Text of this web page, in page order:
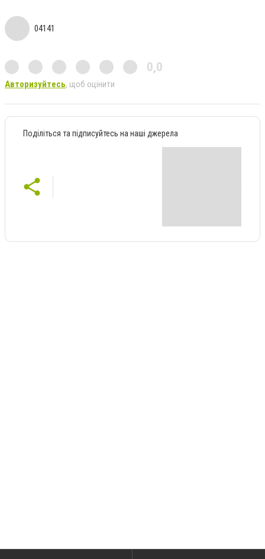
04141
0,0
Авторизуйтесь, щоб оцінити
Поділіться та підписуйтесь на наші джерела